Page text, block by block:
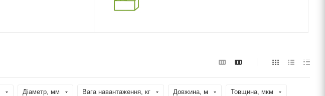
Діаметр, мм Вага навантаження, кг Довжина, м Товщина, мкм